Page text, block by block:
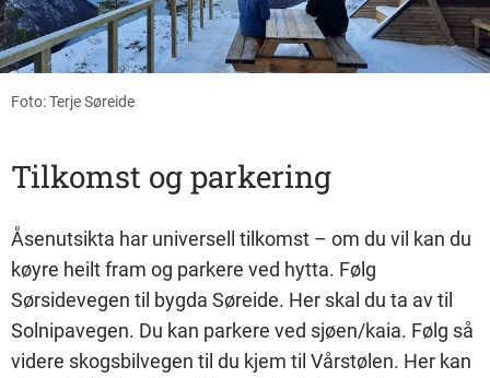
Foto: Terje Søreide
Tilkomst og parkering
Åsenutsikta har universell tilkomst – om du vil kan du
køyre heilt fram og parkere ved hytta. Følg
Sørsidevegen til bygda Søreide. Her skal du ta av til
Solnipavegen. Du kan parkere ved sjøen/kaia. Følg så
videre skogsbilvegen til du kjem til Vårstølen. Her kan